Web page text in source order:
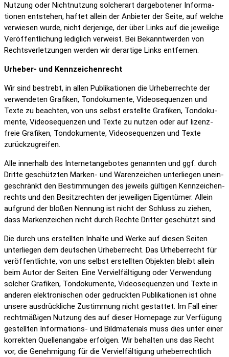
Nutzung oder Nicht­nut­zung solcherart darge­bo­tener Infor­ma­
tionen entstehen, haftet allein der Anbieter der Seite, auf welche
verwiesen wurde, nicht derje­nige, der über Links auf die jewei­lige
Veröf­fent­li­chung ledig­lich verweist. Bei Bekannt­werden von
Rechts­ver­let­zungen werden wir derar­tige Links entfernen.
Urheber- und Kenn­zei­chen­recht
Wir sind bestrebt, in allen Publi­ka­tionen die Urhe­ber­rechte der
verwen­deten Grafiken, Tondo­ku­mente, Video­se­quenzen und
Texte zu beachten, von uns selbst erstellte Grafiken, Tondo­ku­
mente, Video­se­quenzen und Texte zu nutzen oder auf lizenz­
freie Grafiken, Tondo­ku­mente, Video­se­quenzen und Texte
zurück­zu­greifen.
Alle inner­halb des Inter­net­an­ge­botes genannten und ggf. durch
Dritte geschützten Marken- und Waren­zei­chen unter­liegen unein­
ge­schränkt den Bestim­mungen des jeweils gültigen Kenn­zei­chen­
rechts und den Besitz­rechten der jewei­ligen Eigen­tümer. Allein
aufgrund der bloßen Nennung ist nicht der Schluss zu ziehen,
dass Marken­zei­chen nicht durch Rechte Dritter geschützt sind.
Die durch uns erstellten Inhalte und Werke auf diesen Seiten
unter­liegen dem deut­schen Urhe­ber­recht. Das Urhe­ber­recht für
veröf­fent­lichte, von uns selbst erstellten Objekten bleibt allein
beim Autor der Seiten. Eine Verviel­fäl­ti­gung oder Verwen­dung
solcher Grafiken, Tondo­ku­mente, Video­se­quenzen und Texte in
anderen elek­tro­ni­schen oder gedruckten Publi­ka­tionen ist ohne
unsere ausdrück­liche Zustim­mung nicht gestattet. Im Fall einer
recht­mä­ßigen Nutzung des auf dieser Home­page zur Verfü­gung
gestellten Infor­ma­tions- und Bild­ma­te­rials muss dies unter einer
korrekten Quel­len­an­gabe erfolgen. Wir behalten uns das Recht
vor, die Geneh­mi­gung für die Verviel­fäl­ti­gung urhe­ber­recht­lich